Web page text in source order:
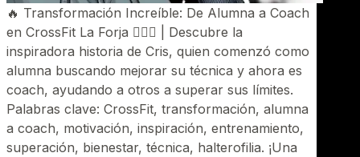
🔥 Transformación Increíble: De Alumna a Coach
en CrossFit La Forja 🏋️‍♀️💪 | Descubre la
inspiradora historia de Cris, quien comenzó como
alumna buscando mejorar su técnica y ahora es
coach, ayudando a otros a superar sus límites.
Palabras clave: CrossFit, transformación, alumna
a coach, motivación, inspiración, entrenamiento,
superación, bienestar, técnica, halterofilia. ¡Una